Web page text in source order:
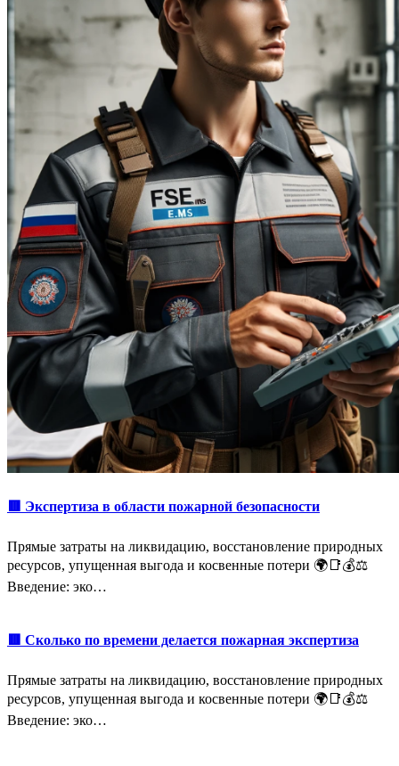
🟥 Экспертиза в области пожарной безопасности
Прямые затраты на ликвидацию, восстановление природных
ресурсов, упущенная выгода и косвенные потери 🌍📑💰⚖️
Введение: эко…
🟥 Сколько по времени делается пожарная экспертиза
Прямые затраты на ликвидацию, восстановление природных
ресурсов, упущенная выгода и косвенные потери 🌍📑💰⚖️
Введение: эко…